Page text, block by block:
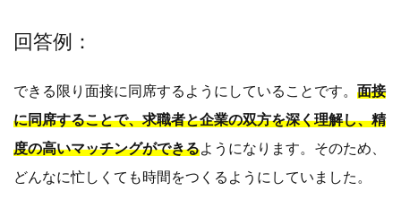
回答例：
できる限り面接に同席するようにしていることです。 面接
に同席することで、求職者と企業の双方を深く理解し、精
度の高いマッチングができるようになります。そのため、
どんなに忙しくても時間をつくるようにしていました。